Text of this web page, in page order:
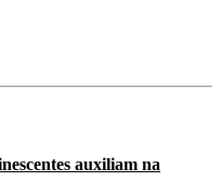
auxiliam na